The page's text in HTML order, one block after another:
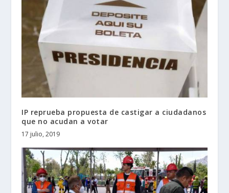
IP reprueba propuesta de castigar a ciudadanos
que no acudan a votar
17 julio, 2019